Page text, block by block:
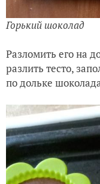
Горький шоколад
Разломить его на
разлить тесто,
по дольке